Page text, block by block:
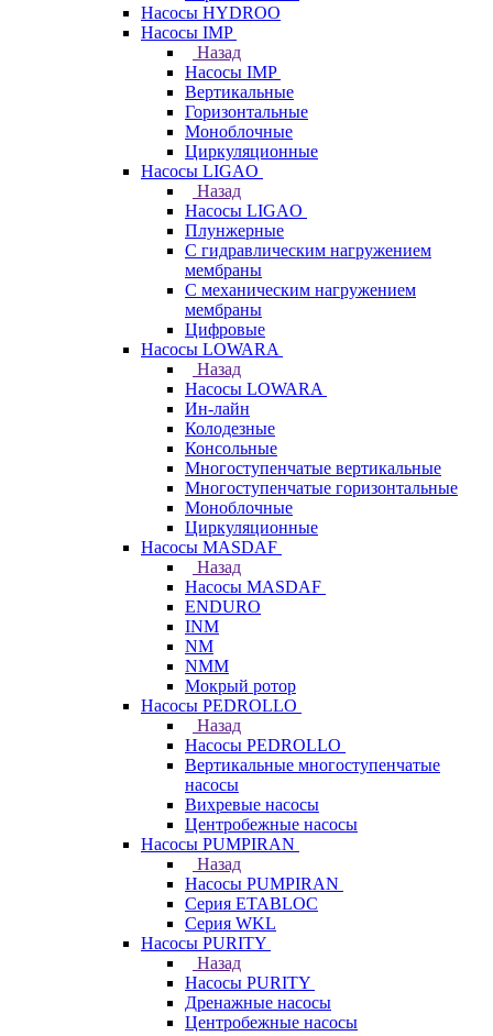
Насосы HYDROO
Насосы IMP
Назад
Насосы IMP
Вертикальные
Горизонтальные
Моноблочные
Циркуляционные
Насосы LIGAO
Назад
Насосы LIGAO
Плунжерные
С гидравлическим нагружением
мембраны
С механическим нагружением
мембраны
Цифровые
Насосы LOWARA
Назад
Насосы LOWARA
Ин-лайн
Колодезные
Консольные
Многоступенчатые вертикальные
Многоступенчатые горизонтальные
Моноблочные
Циркуляционные
Насосы MASDAF
Назад
Насосы MASDAF
ENDURO
INM
NM
NMM
Мокрый ротор
Насосы PEDROLLO
Назад
Насосы PEDROLLO
Вертикальные многоступенчатые
насосы
Вихревые насосы
Центробежные насосы
Насосы PUMPIRAN
Назад
Насосы PUMPIRAN
Серия ETABLOC
Серия WKL
Насосы PURITY
Назад
Насосы PURITY
Дренажные насосы
Центробежные насосы